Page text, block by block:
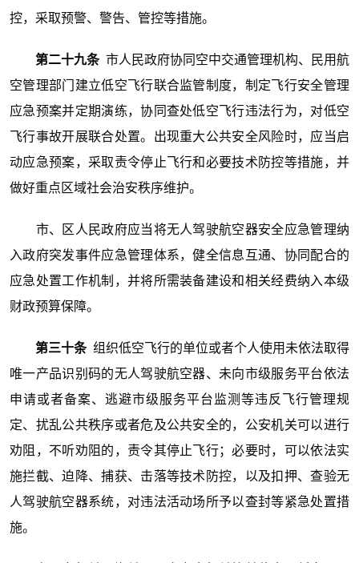
控，采取预警、警告、管控等措施。
第二十九条 市人民政府协同空中交通管理机构、民用航
空管理部门建立低空飞行联合监管制度，制定飞行安全管理
应急预案并定期演练，协同查处低空飞行违法行为，对低空
飞行事故开展联合处置。出现重大公共安全风险时，应当启
动应急预案，采取责令停止飞行和必要技术防控等措施，并
做好重点区域社会治安秩序维护。
市、区人民政府应当将无人驾驶航空器安全应急管理纳
入政府突发事件应急管理体系，健全信息互通、协同配合的
应急处置工作机制，并将所需装备建设和相关经费纳入本级
财政预算保障。
第三十条 组织低空飞行的单位或者个人使用未依法取得
唯一产品识别码的无人驾驶航空器、未向市级服务平台依法
申请或者备案、逃避市级服务平台监测等违反飞行管理规
定、扰乱公共秩序或者危及公共安全的，公安机关可以进行
劝阻，不听劝阻的，责令其停止飞行；必要时，可以依法实
施拦截、迫降、捕获、击落等技术防控，以及扣押、查验无
人驾驶航空器系统，对违法活动场所予以查封等紧急处置措
施。